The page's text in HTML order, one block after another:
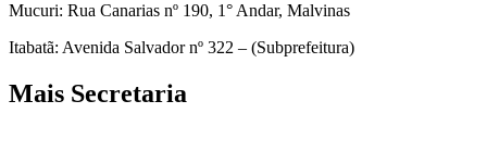
Mucuri: Rua Canarias nº 190, 1° Andar, Malvinas
Itabatã: Avenida Salvador nº 322 – (Subprefeitura)
Mais Secretaria